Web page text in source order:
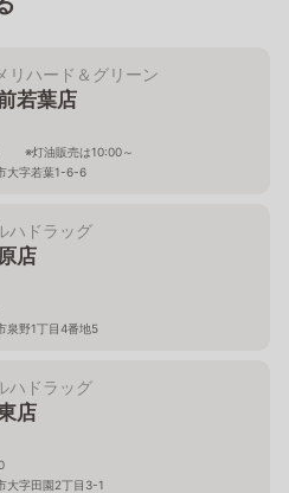
リハード＆グリーン
若葉店
※灯油販売は10:00～
大字若葉1-6-6
ハドラッグ
店
泉野1丁目4番地5
ハドラッグ
店
大字田園2丁目3-1